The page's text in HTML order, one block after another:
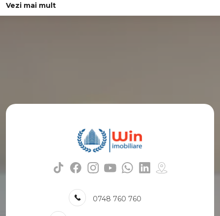
Apartamente de vanzare in Cluj-Napoca Semicentral
Case de vanzare in Cluj-Napoca Andrei Muresanu
Case de vanzare in Cluj-Napoca Europa
Case de vanzare in Cluj-Napoca Gheorgheni
Case de vanzare in Cluj-Napoca Gruia
Case de vanzare in Cluj-Napoca Manastur
Terenuri de vanzare
Terenuri de vanzare in Cluj-Napoca
Terenuri de vanzare in Gheorghieni
Vezi mai mult
0748 760 760